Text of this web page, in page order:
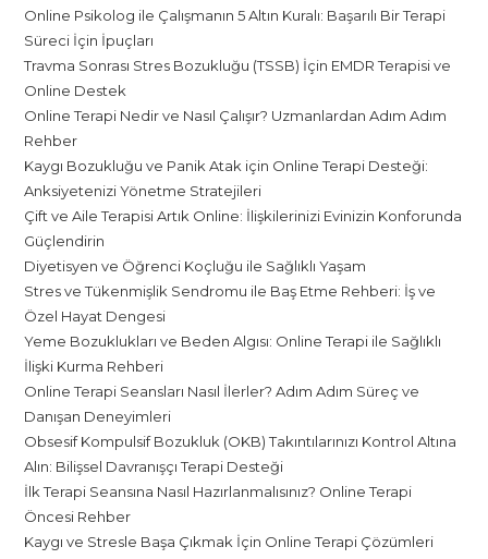
Online Psikolog ile Çalışmanın 5 Altın Kuralı: Başarılı Bir Terapi
Süreci İçin İpuçları
Travma Sonrası Stres Bozukluğu (TSSB) İçin EMDR Terapisi ve
Online Destek
Online Terapi Nedir ve Nasıl Çalışır? Uzmanlardan Adım Adım
Rehber
Kaygı Bozukluğu ve Panik Atak için Online Terapi Desteği:
Anksiyetenizi Yönetme Stratejileri
Çift ve Aile Terapisi Artık Online: İlişkilerinizi Evinizin Konforunda
Güçlendirin
Diyetisyen ve Öğrenci Koçluğu ile Sağlıklı Yaşam
Stres ve Tükenmişlik Sendromu ile Baş Etme Rehberi: İş ve
Özel Hayat Dengesi
Yeme Bozuklukları ve Beden Algısı: Online Terapi ile Sağlıklı
İlişki Kurma Rehberi
Online Terapi Seansları Nasıl İlerler? Adım Adım Süreç ve
Danışan Deneyimleri
Obsesif Kompulsif Bozukluk (OKB) Takıntılarınızı Kontrol Altına
Alın: Bilişsel Davranışçı Terapi Desteği
İlk Terapi Seansına Nasıl Hazırlanmalısınız? Online Terapi
Öncesi Rehber
Kaygı ve Stresle Başa Çıkmak İçin Online Terapi Çözümleri